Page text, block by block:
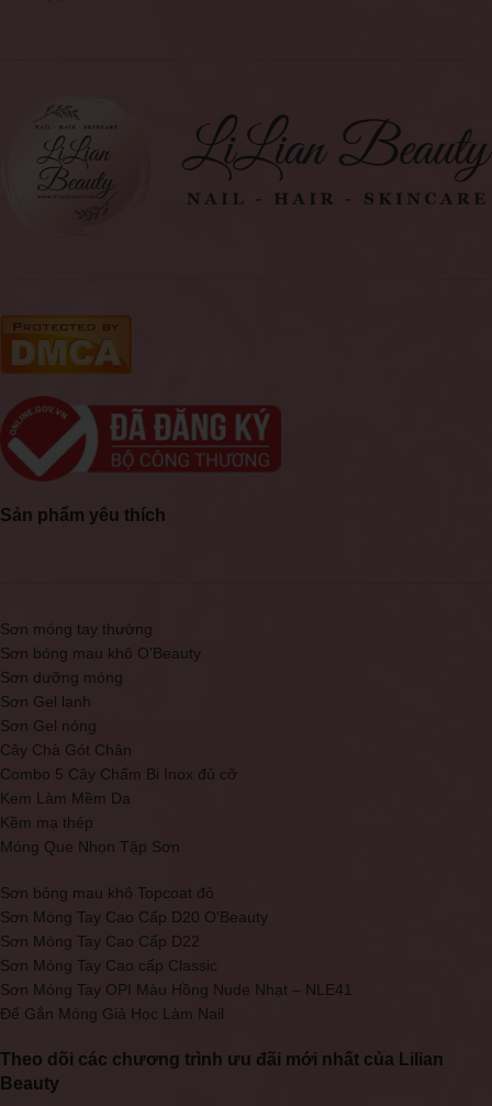
Sản phẩm yêu thích
Sơn móng tay thường
Sơn bóng mau khô O'Beauty
Sơn dưỡng móng
Sơn Gel lạnh
Sơn Gel nóng
Cây Chà Gót Chân
Combo 5 Cây Chấm Bi Inox đủ cỡ
Kem Làm Mềm Da
Kềm mạ thép
Móng Que Nhọn Tập Sơn
Sơn bóng mau khô Topcoat đỏ
Sơn Móng Tay Cao Cấp D20 O'Beauty
Sơn Móng Tay Cao Cấp D22
Sơn Móng Tay Cao cấp Classic
Sơn Móng Tay OPI Màu Hồng Nude Nhạt – NLE41
Đế Gắn Móng Giả Học Làm Nail
Theo dõi các chương trình ưu đãi mới nhất của Lilian
Beauty